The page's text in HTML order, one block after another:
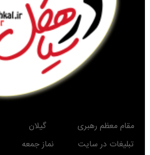
مقام معظم رهبری گیلان
تبلیغات در سایت
نماز جمعه